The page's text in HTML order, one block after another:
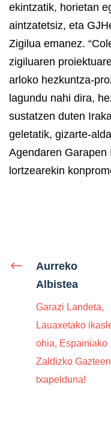
ekintzatik, horietan
aintzatetsiz, eta
Zigilua emanez.
zigiluaren
arloko hezkuntza-
lagundu nahi dira,
sustatzen duten
geletatik, gizarte-
Agendaren
lortzearekin
Aurreko
Albistea
Garazi Landeta,
Lauaxetako
ohia, Espainiako
Zaldizko Gazteen
txapelduna!